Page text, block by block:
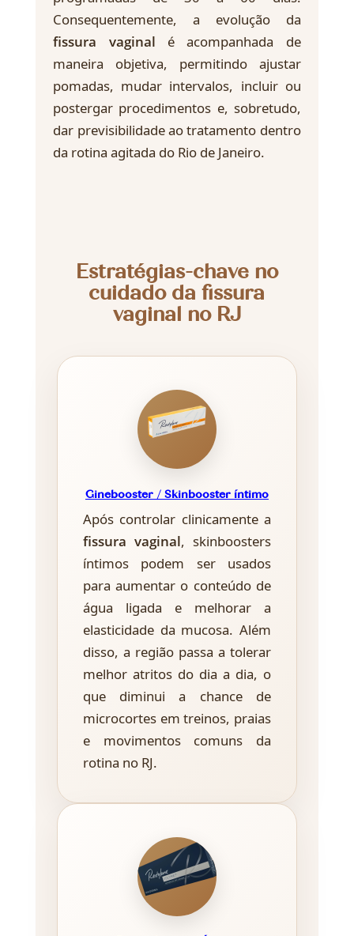
Consequentemente, a evolução da
fissura vaginal é acompanhada de
maneira objetiva, permitindo ajustar
pomadas, mudar intervalos, incluir ou
postergar procedimentos e, sobretudo,
dar previsibilidade ao tratamento dentro
da rotina agitada do Rio de Janeiro.
Estratégias-chave no
cuidado da fissura
vaginal no RJ
Ginebooster / Skinbooster íntimo
Após controlar clinicamente a
fissura vaginal, skinboosters
íntimos podem ser usados
para aumentar o conteúdo de
água ligada e melhorar a
elasticidade da mucosa. Além
disso, a região passa a tolerar
melhor atritos do dia a dia, o
que diminui a chance de
microcortes em treinos, praias
e movimentos comuns da
rotina no RJ.